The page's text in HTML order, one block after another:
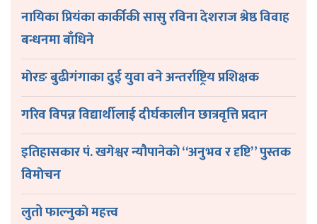
नायिका प्रियंका कार्कीकी सासु रविना देशराज श्रेष्ठ विवाह
बन्धनमा बाँधिने
माेरङ बुढीगंगाका दुई युवा वने अन्तर्राष्ट्रिय प्रशिक्षक
गरिव विपन्न विद्यार्थीलाई दीर्घकालीन छात्रवृत्ति प्रदान
इतिहासकार पं. खगेश्वर न्यौपानेकाे “अनुभव र दृष्टि” पुस्तक
विमाेचन
लुतो फाल्नुकाे महत्त्व